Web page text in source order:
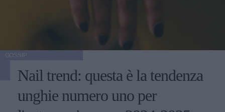
Nail trend: questa è la tendenza
unghie numero uno per